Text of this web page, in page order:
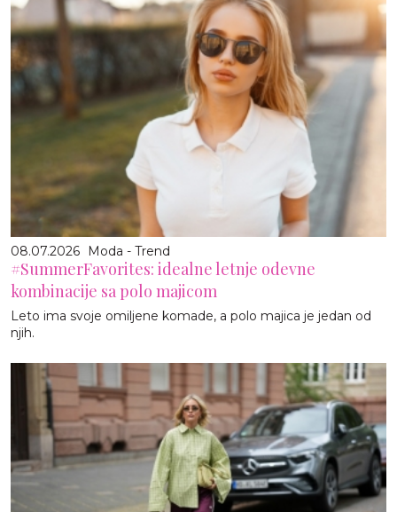
08.07.2026 Moda - Trend
#SummerFavorites: idealne letnje odevne
kombinacije sa polo majicom
Leto ima svoje omiljene komade, a polo majica je jedan od
njih.